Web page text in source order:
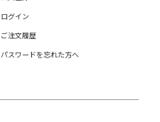
ログイン
ご注文履歴
パスワードを忘れた方へ